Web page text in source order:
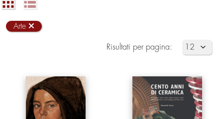
Arte
Risultati per pagina: